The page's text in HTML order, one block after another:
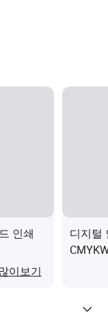
철 제외) 내에 아
요한 경우 빠른
송 비용은 계산
깊게 확인해 주
의하시기 바랍니
그것을 확인할 것
인쇄
이보기
디지털